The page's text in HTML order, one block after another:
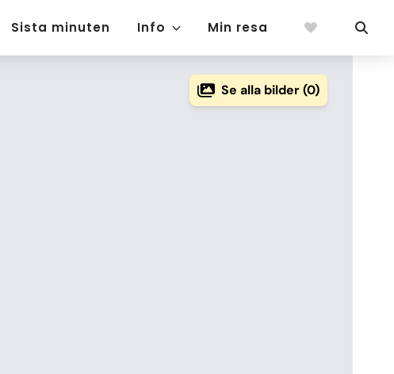
Sista minuten Info Min resa
Se alla bilder (0)